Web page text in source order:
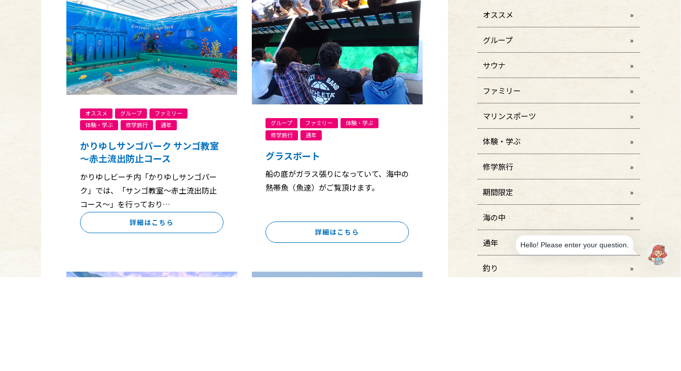
オススメ グループ
ファミリー
体験・学ぶ
修学旅行 通年
かりゆしサンゴパーク サンゴ教室
～赤土流出防止コース
かりゆしビーチ内「かりゆしサンゴパー
ク」では、「サンゴ教室～赤土流出防止
コース～」を行っており…
詳細はこちら
グループ ファミリー
体験・学ぶ
修学旅行
通年
グラスボート
船の底がガラス張りになっていて、海中の
熱帯魚（魚達）がご覧頂けます。
詳細はこちら
オススメ
グループ
サウナ
ファミリー
マリンスポーツ
体験・学ぶ
修学旅行
期間限定
海の中
通年
釣り